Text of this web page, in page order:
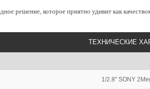
решение, которое приятно удивит как
ТЕХНИЧЕСКИЕ
1/2.8" SONY